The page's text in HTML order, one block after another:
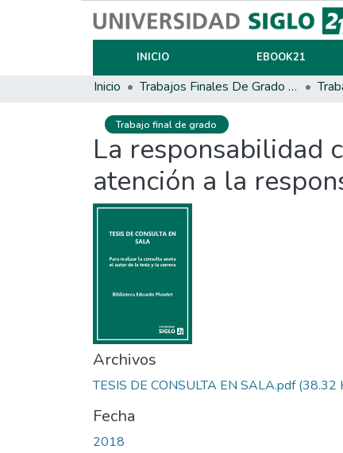
INICIO EBOOK21
Inicio Trabajos Finales De Grado Y Posgrado
Trabajo final de grado
La responsabilidad
atención a la
Archivos
TESIS DE CONSULTA EN SALA.pdf(38.32
Fecha
2018